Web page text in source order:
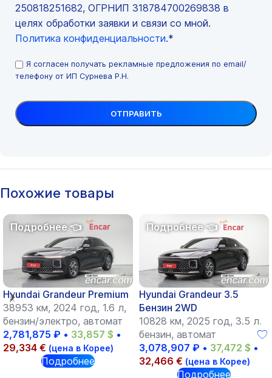
250818251682, ОГРНИП 318784700269838 в
целях обработки заявки и связи со мной.
Политика конфиденциальности.*
Я согласен получать рекламные предложения по email/
телефону от ИП Сурнева Р.Н.
Похожие товары
Hyundai Grandeur Premium
38953 км, 2024 год, 1.6 л,
бензин/электро, автомат
2,781,875 ₽ • 33,857 $ •
29,334 € (цена в Корее)
Подробнее
Hyundai Grandeur 3.5
Бензин 2WD
10828 км, 2025 год, 3.5 л,
бензин, автомат
3,078,907 ₽ • 37,472 $ •
32,466 € (цена в Корее)
Подробнее